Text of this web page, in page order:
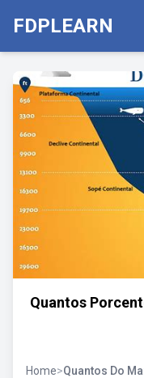
FDPLEARN
Quantos
Home>Quantos Do